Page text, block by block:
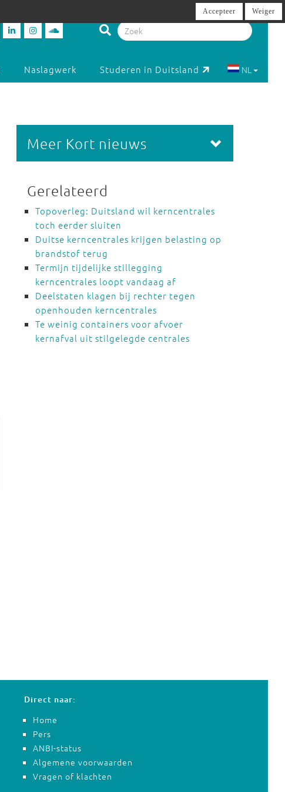
Naslagwerk Studeren in Duitsland NL
Meer Kort nieuws
Gerelateerd
Topoverleg: Duitsland wil kerncentrales
toch eerder sluiten
Duitse kerncentrales krijgen belasting op
brandstof terug
Termijn tijdelijke stillegging
kerncentrales loopt vandaag af
Deelstaten klagen bij rechter tegen
openhouden kerncentrales
Te weinig containers voor afvoer
kernafval uit stilgelegde centrales
Direct naar:
Home
Pers
ANBI-status
Algemene voorwaarden
Vragen of klachten
Accepteer Weiger